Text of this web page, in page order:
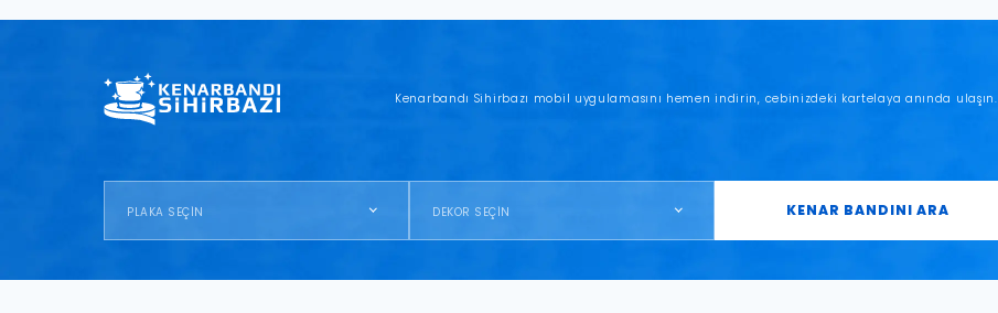
Kenarbandı Sihirbazı mobil uygulamasını hemen indirin, cebinizdeki kartelaya anında ulaşın.
PLAKA SEÇİN DEKOR SEÇİN KENAR BANDINI ARA